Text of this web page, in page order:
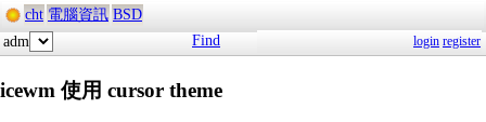
cht 電腦資訊 BSD
adm
Find login register
icewm 使用 cursor theme